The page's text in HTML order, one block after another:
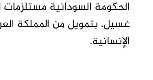
غسيل، بتمويل من المملكة
الإنسانية.